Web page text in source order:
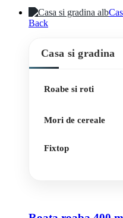
Back
Casa si gradina
Roabe si roti
Mori de cereale
Fixtop